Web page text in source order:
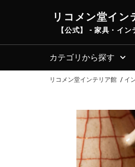
リコメン堂イン
【公式】 - 家具・イン
カテゴリから探す
リコメン堂インテリア館 イ